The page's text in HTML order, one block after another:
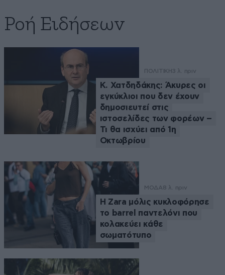
Ροή Ειδήσεων
ΠΟΛΙΤΙΚΗ3 λ. πριν
Κ. Χατδηδάκης: Άκυρες οι
εγκύκλιοι που δεν έχουν
δημοσιευτεί στις
ιστοσελίδες των φορέων –
Τι θα ισχύει από 1η
Οκτωβρίου
ΜΟΔΑ8 λ. πριν
Η Zara μόλις κυκλοφόρησε
το barrel παντελόνι που
κολακεύει κάθε
σωματότυπο